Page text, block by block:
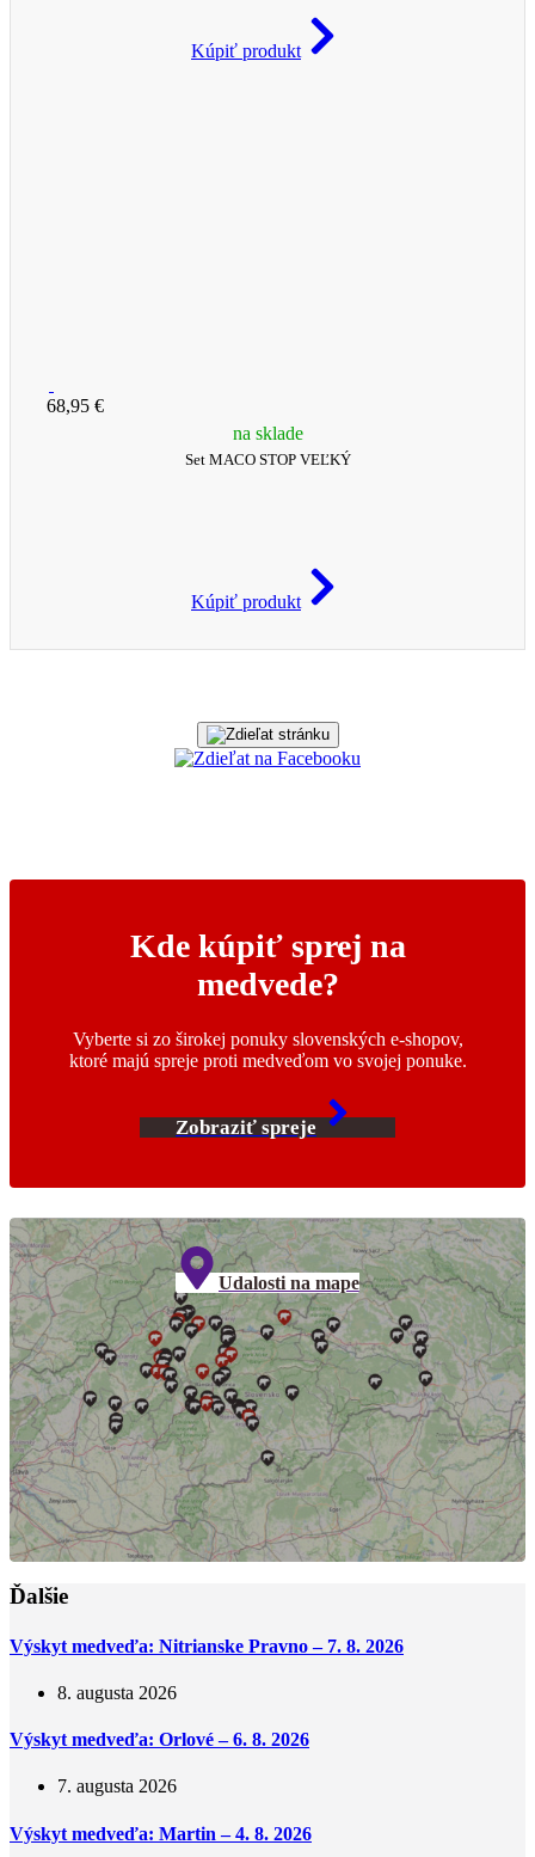
Kúpiť produkt
68,95 €
na sklade
Set MACO STOP VEĽKÝ
Kúpiť produkt
Kde kúpiť sprej na
medvede?
Vyberte si zo širokej ponuky slovenských e-shopov,
ktoré majú spreje proti medveďom vo svojej ponuke.
Zobraziť spreje
Udalosti na mape
Ďalšie
Výskyt medveďa: Nitrianske Pravno – 7. 8. 2026
8. augusta 2026
Výskyt medveďa: Orlové – 6. 8. 2026
7. augusta 2026
Výskyt medveďa: Martin – 4. 8. 2026